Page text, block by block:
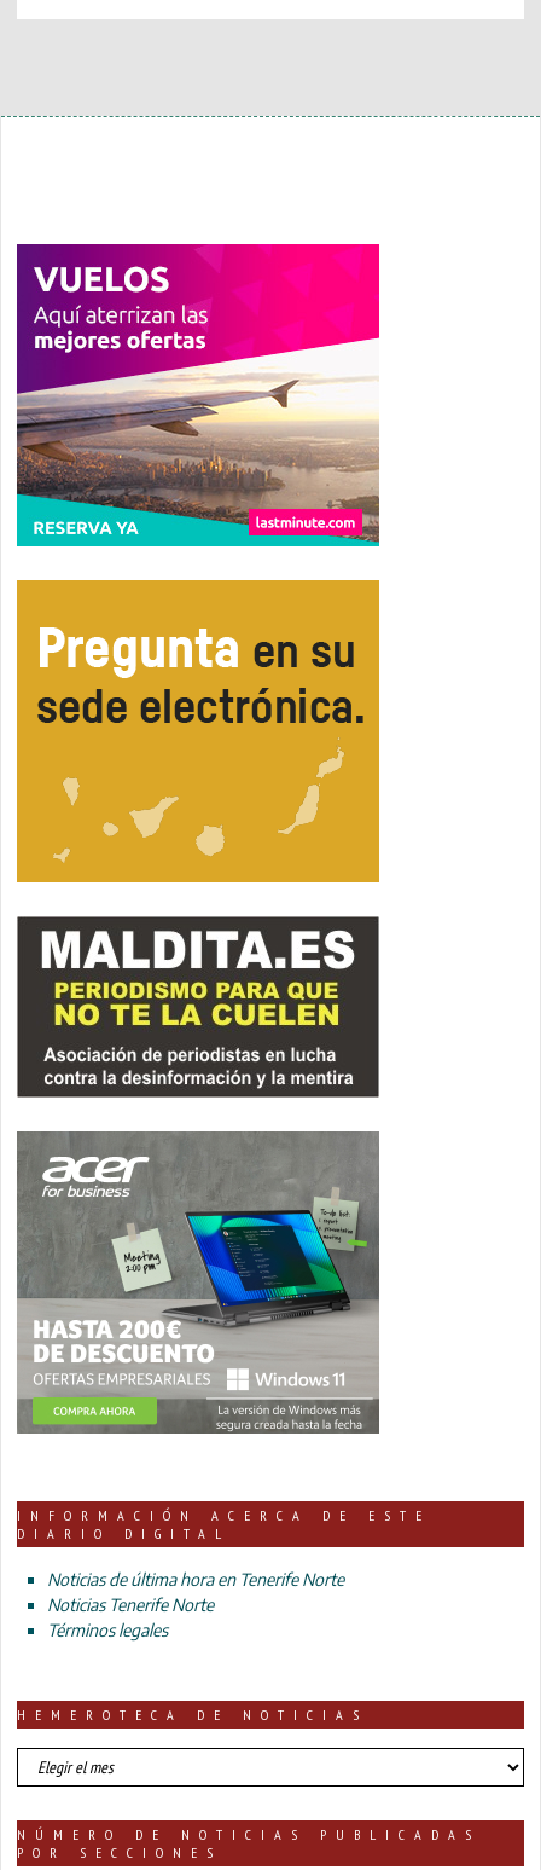
INFORMACIÓN ACERCA DE ESTE
DIARIO DIGITAL
Noticias de última hora en Tenerife Norte
Noticias Tenerife Norte
Términos legales
HEMEROTECA DE NOTICIAS
HEMEROTECA
DE
NÚMERO DE NOTICIAS PUBLICADAS
POR SECCIONES